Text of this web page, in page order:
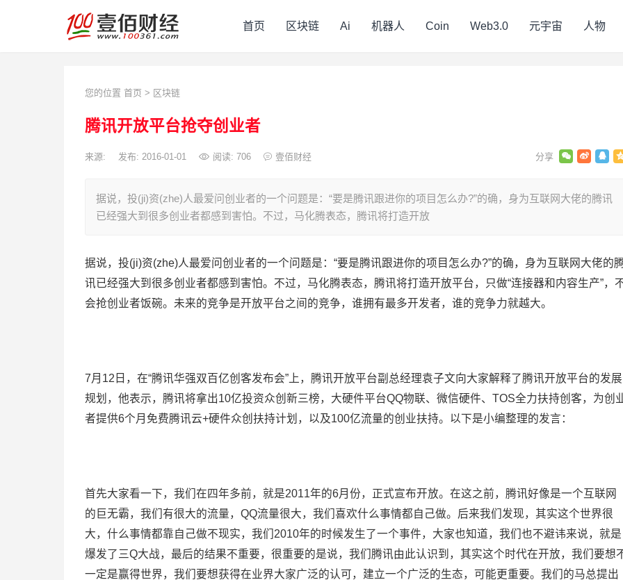
首页 区块链 Ai 机器人 Coin Web3.0 元宇宙 人物
您的位置 首页 > 区块链
腾讯开放平台抢夺创业者
来源: 发布: 2016-01-01 阅读: 706 壹佰财经
据说，投(ji)资(zhe)人最爱问创业者的一个问题是：“要是腾讯跟进你的项目怎么办?”的确，身为互联网大佬的腾讯
已经强大到很多创业者都感到害怕。不过，马化腾表态，腾讯将打造开放
据说，投(ji)资(zhe)人最爱问创业者的一个问题是：“要是腾讯跟进你的项目怎么办?”的确，身为互联网大佬的
讯已经强大到很多创业者都感到害怕。不过，马化腾表态，腾讯将打造开放平台，只做“连接器和内容生产”，
会抢创业者饭碗。未来的竞争是开放平台之间的竞争，谁拥有最多开发者，谁的竞争力就越大。
7月12日，在“腾讯华强双百亿创客发布会”上，腾讯开放平台副总经理袁子文向大家解释了腾讯开放平台的发展
规划，他表示，腾讯将拿出10亿投资众创新三榜，大硬件平台QQ物联、微信硬件、TOS全力扶持创客，为创
者提供6个月免费腾讯云+硬件众创扶持计划，以及100亿流量的创业扶持。以下是小编整理的发言：
首先大家看一下，我们在四年多前，就是2011年的6月份，正式宣布开放。在这之前，腾讯好像是一个互联网
的巨无霸，我们有很大的流量，QQ流量很大，我们喜欢什么事情都自己做。后来我们发现，其实这个世界很
大，什么事情都靠自己做不现实，我们2010年的时候发生了一个事件，大家也知道，我们也不避讳来说，就是
爆发了三Q大战，最后的结果不重要，很重要的是说，我们腾讯由此认识到，其实这个时代在开放，我们要想
一定是赢得世界，我们要想获得在业界大家广泛的认可，建立一个广泛的生态，可能更重要。我们的马总提出